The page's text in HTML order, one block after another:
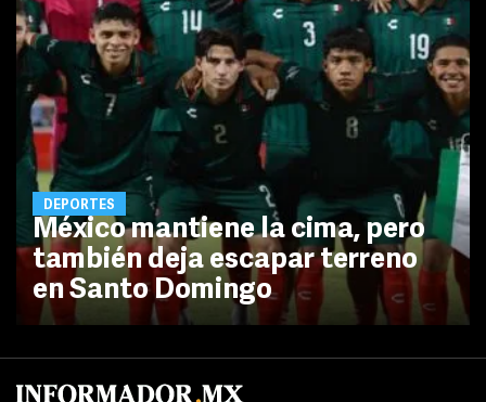
DEPORTES
México mantiene la cima, pero
también deja escapar terreno
en Santo Domingo